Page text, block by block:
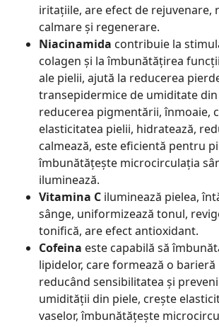
iritațiile, are efect de rejuvenare,
calmare și regenerare.
Niacinamida contribuie la
colagen și la îmbunătățirea
ale pielii, ajută la reducerea
transepidermice de umiditate din
reducerea pigmentării, înmoaie,
elasticitatea pielii, hidratează,
calmează, este eficientă pentru
îmbunătățește microcirculația
iluminează.
Vitamina C iluminează pielea,
sânge, uniformizează tonul,
tonifică, are efect antioxidant.
Cofeina este capabilă să
lipidelor, care formează o
reducând sensibilitatea și
umidității din piele, crește
vaselor, îmbunătățește